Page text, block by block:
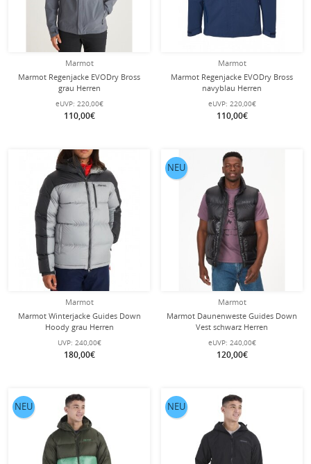
Marmot
Marmot Regenjacke EVODry Bross
grau Herren
eUVP: 220,00€
110,00€
Marmot
Marmot Regenjacke EVODry Bross
navyblau Herren
eUVP: 220,00€
110,00€
Marmot
Marmot Winterjacke Guides Down
Hoody grau Herren
UVP: 240,00€
180,00€
Marmot
Marmot Daunenweste Guides Down
Vest schwarz Herren
eUVP: 240,00€
120,00€
NEU
NEU NEU